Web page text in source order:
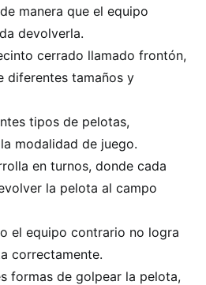
manera que el equipo
devolverla.
cerrado llamado frontón,
diferentes tamaños y
tipos de pelotas,
modalidad de juego.
en turnos, donde cada
la pelota al campo
el equipo contrario no logra
correctamente.
formas de golpear la pelota,